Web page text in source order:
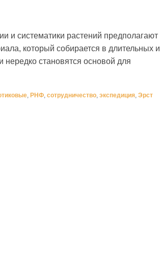
и систематики растений предполагают
который собирается в длительных и
становятся основой для
, РНФ, сотрудничество, экспедиция, Эрст